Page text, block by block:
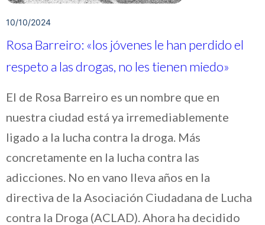
10/10/2024
Rosa Barreiro: «los jóvenes le han perdido el
respeto a las drogas, no les tienen miedo»
El de Rosa Barreiro es un nombre que en
nuestra ciudad está ya irremediablemente
ligado a la lucha contra la droga. Más
concretamente en la lucha contra las
adicciones. No en vano lleva años en la
directiva de la Asociación Ciudadana de Lucha
contra la Droga (ACLAD). Ahora ha decidido